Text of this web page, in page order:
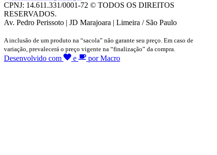
CPNJ: 14.611.331/0001-72 © TODOS OS DIREITOS
RESERVADOS.
Av. Pedro Perissoto | JD Marajoara | Limeira / São Paulo
A inclusão de um produto na “sacola” não garante seu preço. Em caso de
variação, prevalecerá o preço vigente na “finalização” da compra.
Desenvolvido com e por Macro